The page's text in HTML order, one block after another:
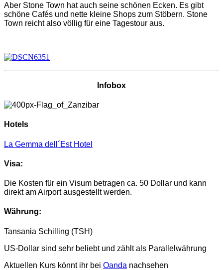
Aber Stone Town hat auch seine schönen Ecken. Es gibt
schöne Cafés und nette kleine Shops zum Stöbern. Stone
Town reicht also völlig für eine Tagestour aus.
Infobox
Hotels
La Gemma dell´Est Hotel
Visa:
Die Kosten für ein Visum betragen ca. 50 Dollar und kann
direkt am Airport ausgestellt werden.
Währung:
Tansania Schilling (TSH)
US-Dollar sind sehr beliebt und zählt als Parallelwährung
Aktuellen Kurs könnt ihr bei Oanda nachsehen